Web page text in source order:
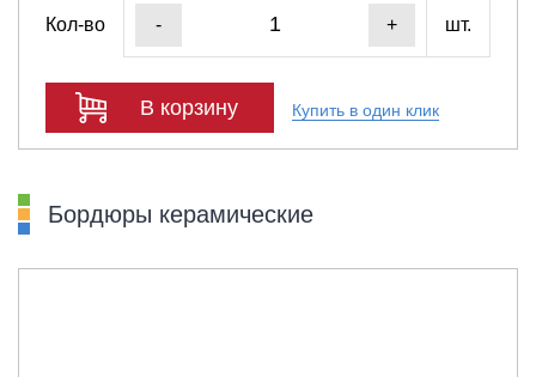
Кол-во - + шт.
В корзину Купить в один клик
Бордюры керамические